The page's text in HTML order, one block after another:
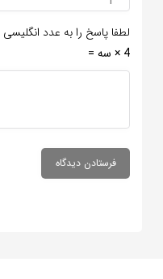
لطفا پاسخ را به عدد انگلیسی
4 × سه =